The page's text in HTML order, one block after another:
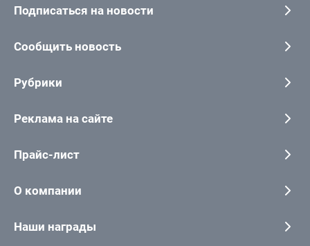
Подписаться на новости
Сообщить новость
Рубрики
Реклама на сайте
Прайс-лист
О компании
Наши награды